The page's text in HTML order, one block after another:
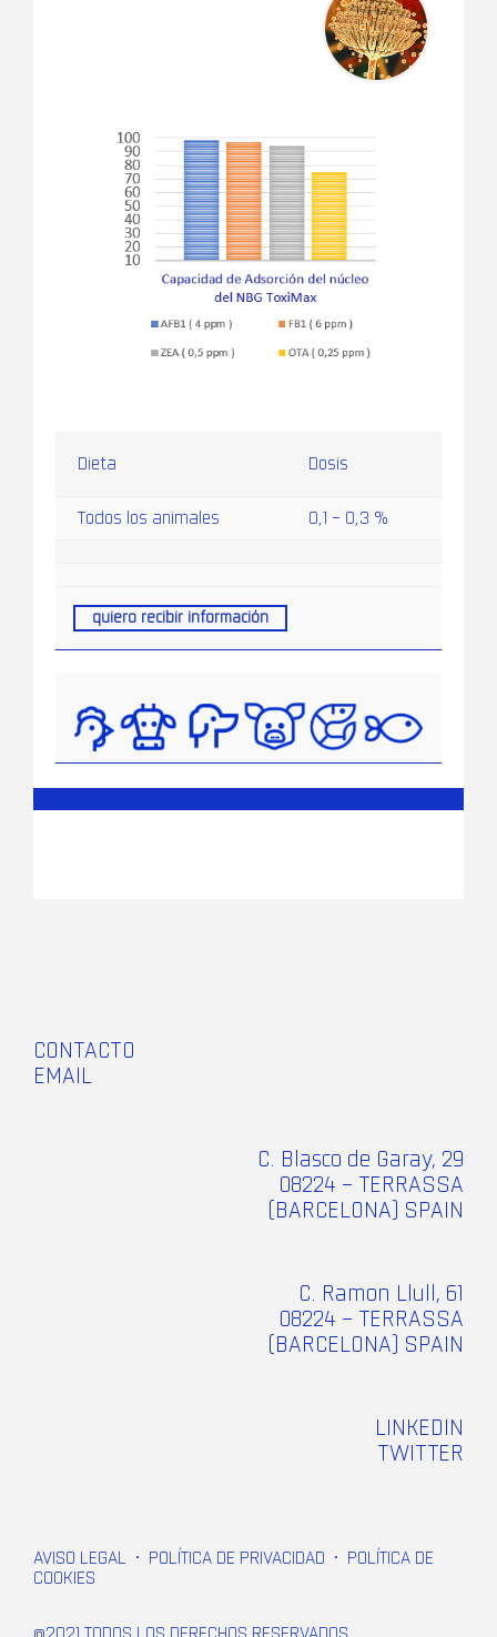
Dieta Dosis
Todos los animales 0,1 – 0,3 %
quiero recibir información
CONTACTO
EMAIL
C. Blasco de Garay, 29
08224 – TERRASSA
(BARCELONA) SPAIN
C. Ramon Llull, 61
08224 – TERRASSA
(BARCELONA) SPAIN
LINKEDIN
TWITTER
AVISO LEGAL • POLÍTICA DE PRIVACIDAD •
POLÍTICA DE
COOKIES